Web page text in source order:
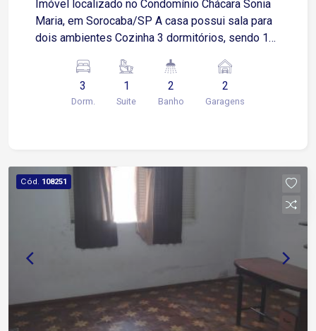
Imóvel localizado no Condomínio Chácara Sonia
Maria, em Sorocaba/SP A casa possui sala para
dois ambientes Cozinha 3 dormitórios, sendo 1
cobertas Área gourmet com churrasqueira
integrada ( telhado retratil de 23 metros
quadrados.) Possuí também Móveis planejados
fica próximo a diversas opções de comércio e
serviços, como supermercados, escolas,
farmácias e muito mais.
3
Dorm.
1
Suite
2
Banho
2
Garagens
Cód. 108251